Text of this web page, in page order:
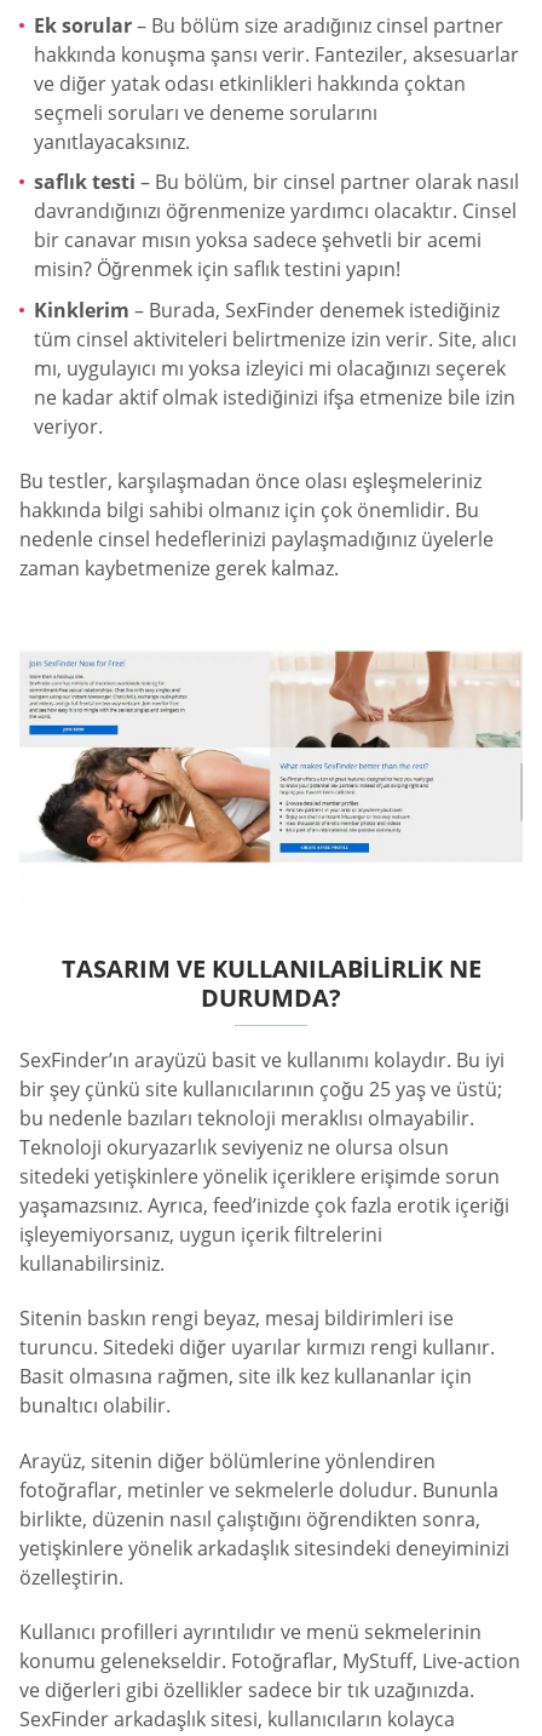
Ek sorular– Bu bölüm size aradığınız cinsel partner
hakkında konuşma şansı verir. Fanteziler, aksesuarlar
ve diğer yatak odası etkinlikleri hakkında çoktan
seçmeli soruları ve deneme sorularını
yanıtlayacaksınız.
saflık testi – Bu bölüm, bir cinsel partner olarak nasıl
davrandığınızı öğrenmenize yardımcı olacaktır. Cinsel
bir canavar mısın yoksa sadece şehvetli bir acemi
misin? Öğrenmek için saflık testini yapın!
Kinklerim – Burada, SexFinder denemek istediğiniz
tüm cinsel aktiviteleri belirtmenize izin verir. Site, alıcı
mı, uygulayıcı mı yoksa izleyici mi olacağınızı seçerek
ne kadar aktif olmak istediğinizi ifşa etmenize bile izin
veriyor.
Bu testler, karşılaşmadan önce olası eşleşmeleriniz
hakkında bilgi sahibi olmanız için çok önemlidir. Bu
nedenle cinsel hedeflerinizi paylaşmadığınız üyelerle
zaman kaybetmenize gerek kalmaz.
TASARIM VE KULLANILABILIRLIK NE
DURUMDA?
SexFinder’ın arayüzü basit ve kullanımı kolaydır. Bu iyi
bir şey çünkü site kullanıcılarının çoğu 25 yaş ve üstü;
bu nedenle bazıları teknoloji meraklısı olmayabilir.
Teknoloji okuryazarlık seviyeniz ne olursa olsun
sitedeki yetişkinlere yönelik içeriklere erişimde sorun
yaşamazsınız. Ayrıca, feed’inizde çok fazla erotik içeriği
işleyemiyorsanız, uygun içerik filtrelerini
kullanabilirsiniz.
Sitenin baskın rengi beyaz, mesaj bildirimleri ise
turuncu. Sitedeki diğer uyarılar kırmızı rengi kullanır.
Basit olmasına rağmen, site ilk kez kullananlar için
bunaltıcı olabilir.
Arayüz, sitenin diğer bölümlerine yönlendiren
fotoğraflar, metinler ve sekmelerle doludur. Bununla
birlikte, düzenin nasıl çalıştığını öğrendikten sonra,
yetişkinlere yönelik arkadaşlık sitesindeki deneyiminizi
özelleştirin.
Kullanıcı profilleri ayrıntılıdır ve menü sekmelerinin
konumu gelenekseldir. Fotoğraflar, MyStuff, Live-action
ve diğerleri gibi özellikler sadece bir tık uzağınızda.
SexFinder arkadaşlık sitesi, kullanıcıların kolayca